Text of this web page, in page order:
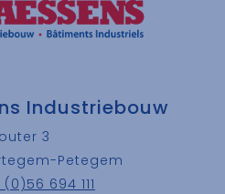
Industriebouw
3
Petegem
(0)56 694 111